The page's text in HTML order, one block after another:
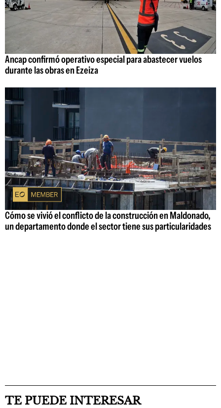
Ancap confirmó operativo especial para abastecer vuelos
durante las obras en Ezeiza
Cómo se vivió el conflicto de la construcción en Maldonado,
un departamento donde el sector tiene sus particularidades
TE PUEDE INTERESAR